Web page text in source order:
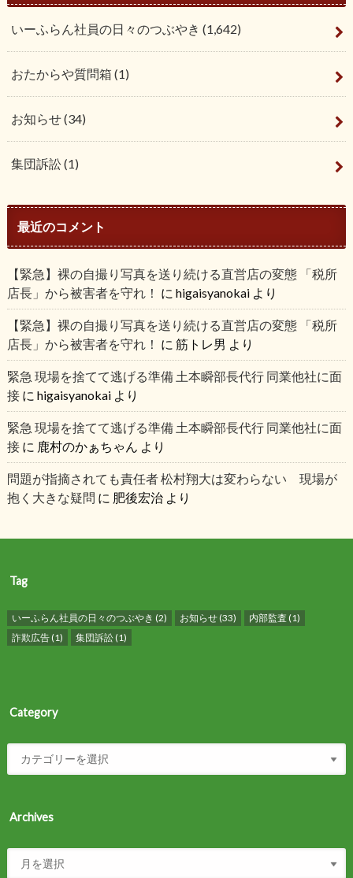
いーふらん社員の日々のつぶやき (1,642)
おたからや質問箱 (1)
お知らせ(34)
集団訴訟(1)
最近のコメント
【緊急】裸の自撮り写真を送り続ける直営店の変態 「税所
店長」から被害者を守れ！ に higaisyanokaiより
【緊急】裸の自撮り写真を送り続ける直営店の変態 「税所
店長」から被害者を守れ！ に 筋トレ男 より
緊急 現場を捨てて逃げる準備 土本瞬部長代行 同業他社に面
接に higaisyanokaiより
緊急 現場を捨てて逃げる準備 土本瞬部長代行 同業他社に面
接に 鹿村のかぁちゃん より
問題が指摘されても責任者 松村翔大は変わらない 現場が
抱く大きな疑問 に 肥後宏治より
Tag
いーふらん社員の日々のつぶやき (2) お知らせ(33) 内部監査 (1)
詐欺広告(1) 集団訴訟(1)
Category
Archives